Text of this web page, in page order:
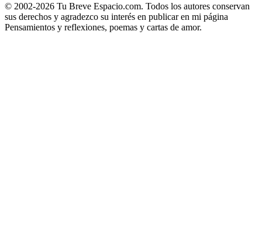
© 2002-2026 Tu Breve Espacio.com. Todos los autores conservan
sus derechos y agradezco su interés en publicar en mi página
Pensamientos y reflexiones, poemas y cartas de amor.